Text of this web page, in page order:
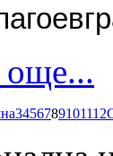
още...
3456789101112